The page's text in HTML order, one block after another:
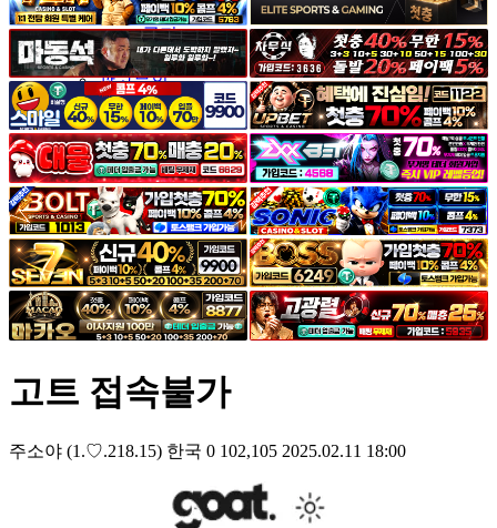
공지&이벤트
공지
1:1문의
광고문의
고트 접속불가
주소야 (1.♡.218.15) 한국 0 102,105 2025.02.11 18:00